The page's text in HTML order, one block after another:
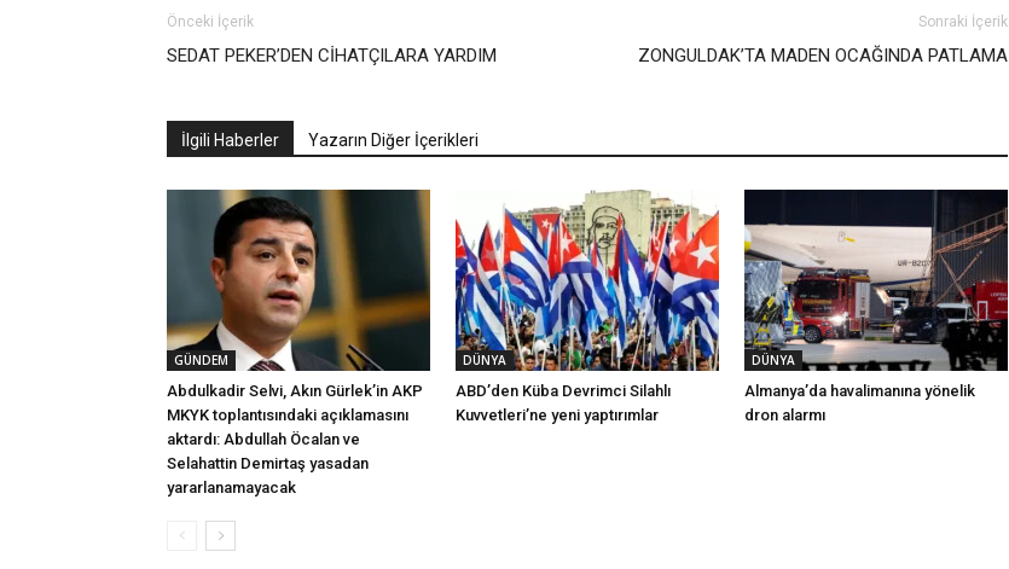
Önceki İçerik
SEDAT PEKER’DEN CİHATÇILARA YARDIM
Sonraki İçerik
ZONGULDAK’TA MADEN OCAĞINDA PATLAMA
İlgili Haberler Yazarın Diğer İçerikleri
GÜNDEM
Abdulkadir Selvi, Akın Gürlek’in AKP
MKYK toplantısındaki açıklamasını
aktardı: Abdullah Öcalan ve
Selahattin Demirtaş yasadan
yararlanamayacak
DÜNYA
ABD’den Küba Devrimci Silahlı
Kuvvetleri’ne yeni yaptırımlar
DÜNYA
Almanya’da havalimanına yönelik
dron alarmı